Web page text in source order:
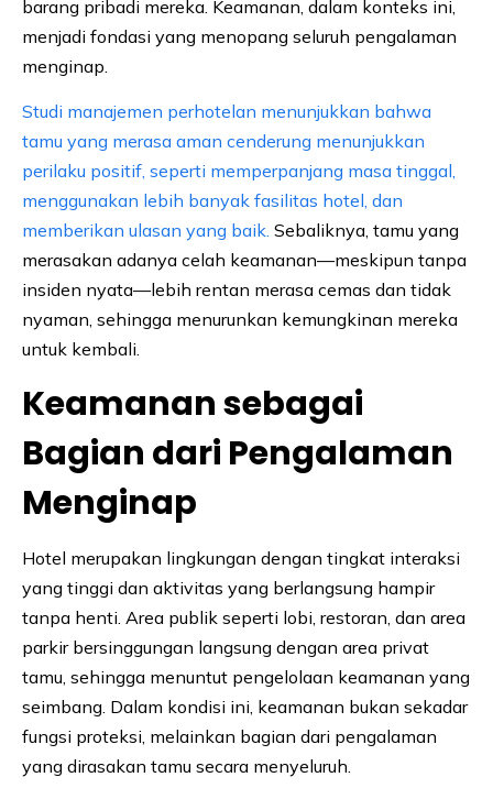
barang pribadi mereka. Keamanan, dalam konteks ini,
menjadi fondasi yang menopang seluruh pengalaman
menginap.
Studi manajemen perhotelan menunjukkan bahwa
tamu yang merasa aman cenderung menunjukkan
perilaku positif, seperti memperpanjang masa tinggal,
menggunakan lebih banyak fasilitas hotel, dan
memberikan ulasan yang baik. Sebaliknya, tamu yang
merasakan adanya celah keamanan—meskipun tanpa
insiden nyata—lebih rentan merasa cemas dan tidak
nyaman, sehingga menurunkan kemungkinan mereka
untuk kembali.
Keamanan sebagai
Bagian dari Pengalaman
Menginap
Hotel merupakan lingkungan dengan tingkat interaksi
yang tinggi dan aktivitas yang berlangsung hampir
tanpa henti. Area publik seperti lobi, restoran, dan area
parkir bersinggungan langsung dengan area privat
tamu, sehingga menuntut pengelolaan keamanan yang
seimbang. Dalam kondisi ini, keamanan bukan sekadar
fungsi proteksi, melainkan bagian dari pengalaman
yang dirasakan tamu secara menyeluruh.